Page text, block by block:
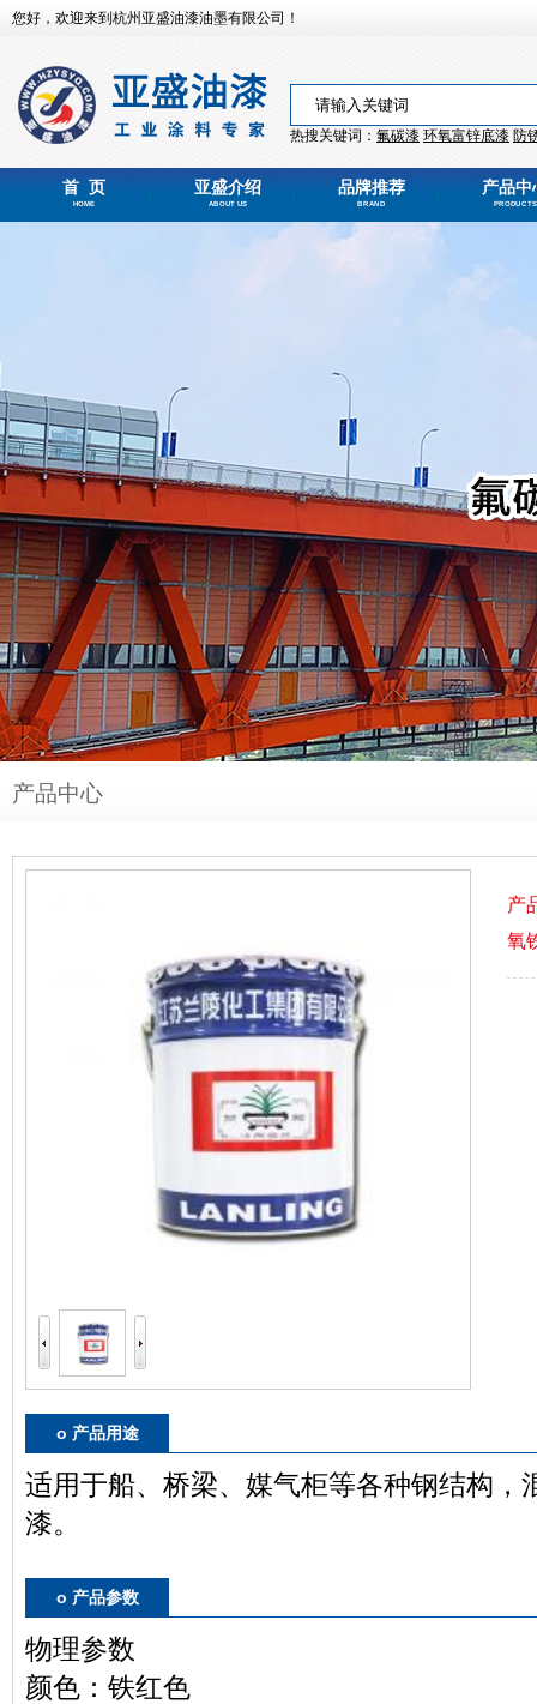
您好，欢迎来到杭州亚盛油漆油墨有限公司！
热搜关键词： 氟碳漆 环氧富锌底漆 防
首 页
HOME
亚盛介绍
ABOUT US
品牌推荐
BRAND
产品中
PRODUCTS
产品中心
产
氧
o 产品用途
适用于船、桥梁、媒气柜等各种钢结构，
漆。
o 产品参数
物理参数
颜色：铁红色